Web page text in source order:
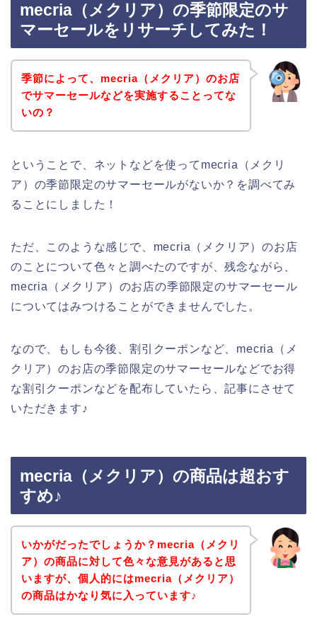
mecria（メクリア）の季節限定のサ
マーセールをリサーチしてみた！
季節によって、mecria（メクリア）のお店
でサマーセールなどを実施することってな
いの？
ということで、ネットなどを使ってmecria（メクリ
ア）の季節限定のサマーセールがないか？を調べてみ
ることにしました！
ただ、このような感じで、mecria（メクリア）のお店
のことについて色々と調べたのですが、残念ながら、
mecria（メクリア）のお店の季節限定のサマーセール
についてはみつけることができませんでした。
なので、もしも今後、割引クーポンなど、mecria（メ
クリア）のお店の季節限定のサマーセールなどでお得
な割引クーポンなどを配布していたら、記事にさせて
いただきます♪
mecria（メクリア）の商品は超おす
すめ♪
いかがだったでしょうか？mecria（メクリ
ア）の商品に対して色々な意見があると思
いますが、個人的にはmecria（メクリア）
の商品はかなり気に入っています♪